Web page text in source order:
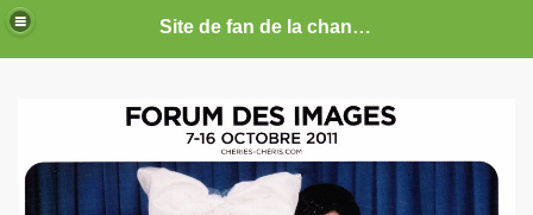
Site de fan de la chanteuse Marie France
: photos, documents, tracts, interviews, articles, etc.
2019 a decembre 2026.